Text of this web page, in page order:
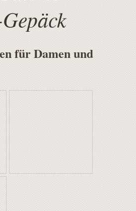
für Damen und